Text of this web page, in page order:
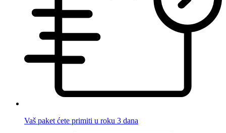
Vaš paket ćete primiti u roku 3 dana